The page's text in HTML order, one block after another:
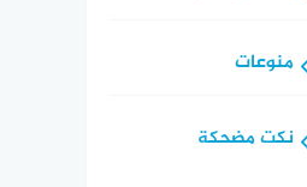
منوعات
نكت مضحكة